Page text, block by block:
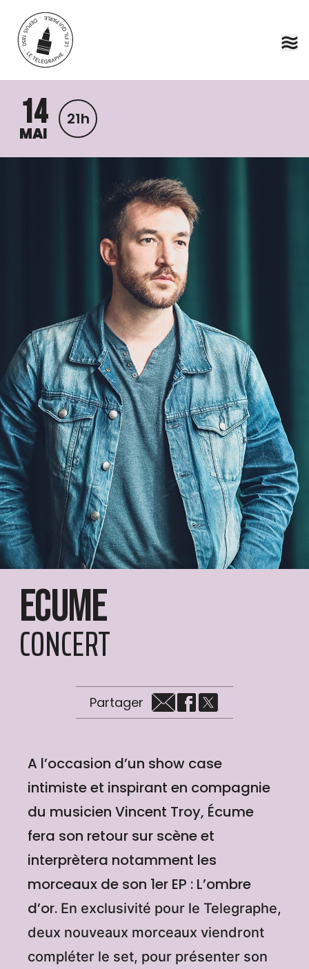
Aller au contenu principal
14
MAI
21h
ECUME
CONCERT
Partager
A l’occasion d’un show case
intimiste et inspirant en compagnie
du musicien Vincent Troy, Écume
fera son retour sur scène et
interprètera notamment les
morceaux de son 1er EP : L’ombre
d’or. En exclusivité pour le Telegraphe,
deux nouveaux morceaux viendront
compléter le set, pour présenter son